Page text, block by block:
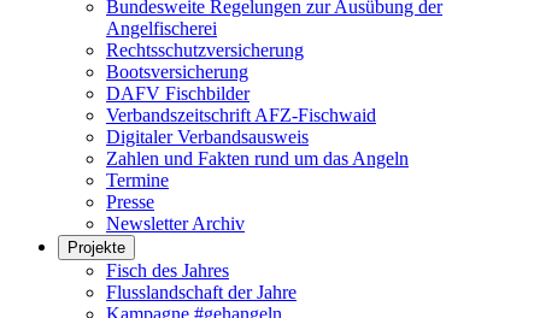
Bundesweite Regelungen zur Ausübung der
Angelfischerei
Rechtsschutzversicherung
Bootsversicherung
DAFV Fischbilder
Verbandszeitschrift AFZ-Fischwaid
Digitaler Verbandsausweis
Zahlen und Fakten rund um das Angeln
Termine
Presse
Newsletter Archiv
Projekte
Fisch des Jahres
Flusslandschaft der Jahre
Kampagne #gehangeln